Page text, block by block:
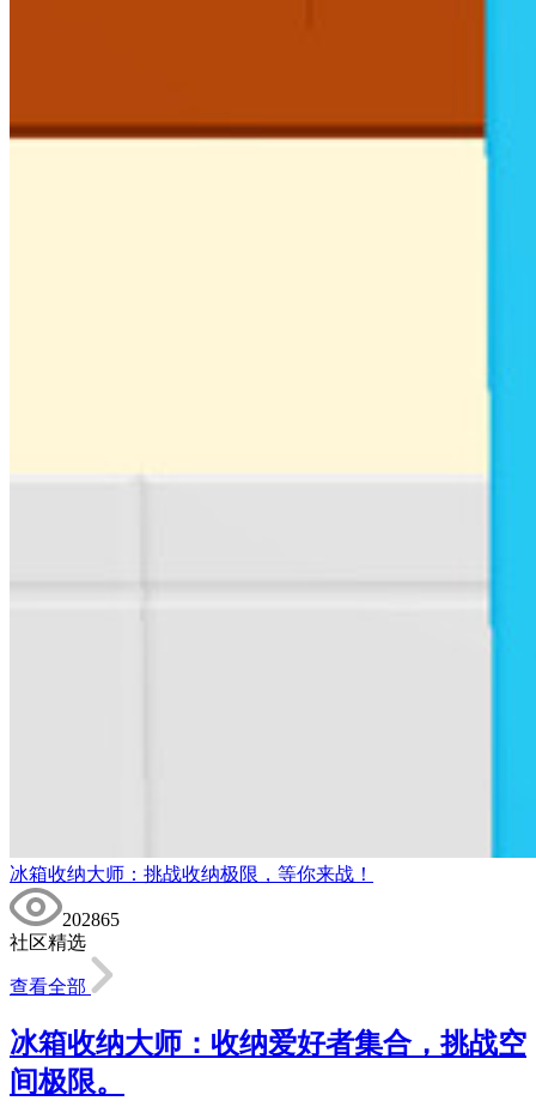
冰箱收纳大师：挑战收纳极限，等你来战！
202865
社区精选
查看全部
冰箱收纳大师：收纳爱好者集合，挑战空
间极限。